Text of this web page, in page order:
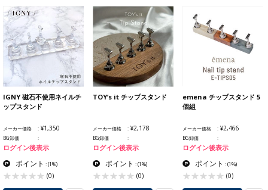
IGNY 磁石不使用ネイルチ
ップスタンド
メーカー価格 ¥1,350
BG卸価
ログイン後表示
ポイント :(1%)
(0)
TOY’s it チップスタンド
メーカー価格 ¥2,178
BG卸価
ログイン後表示
ポイント :(1%)
(0)
emena チップスタンド 5
個組
メーカー価格 ¥2,466
BG卸価
ログイン後表示
ポイント :(1%)
(0)